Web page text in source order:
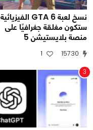
نسخ لعبة GTA 6 الفيزيائية
ستكون مغلقة جغرافيًا على
منصة بلايستيشن 5
15730
1
3